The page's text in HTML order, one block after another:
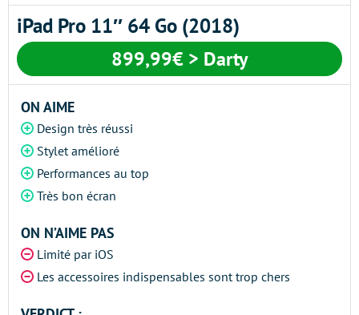
iPad Pro 11″ 64 Go (2018)
899,99€ > Darty
ON AIME
Design très réussi
Stylet amélioré
Performances au top
Très bon écran
ON N’AIME PAS
Limité par iOS
Les accessoires indispensables sont trop chers